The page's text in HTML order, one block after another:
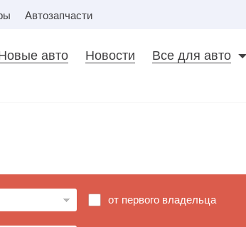
Автозапчасти
авто Новости Все для авто
от первого владельца